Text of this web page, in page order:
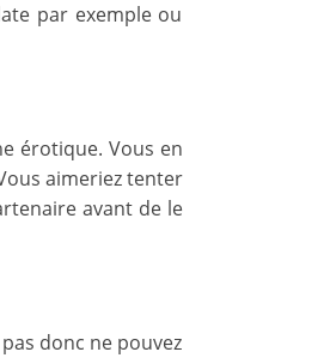
par exemple ou
érotique. Vous en
aimeriez tenter
avant de le
donc ne pouvez